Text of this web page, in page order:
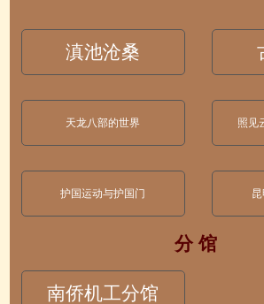
滇池沧桑
天龙八部的世界 照见
护国运动与护国门
分 馆
南侨机工分馆